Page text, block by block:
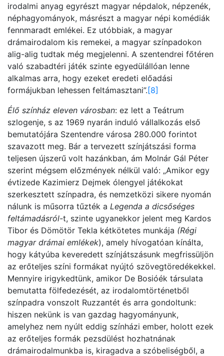
irodalmi anyag egyrészt magyar népdalok, népzenék,
néphagyományok, másrészt a magyar népi komédiák
fennmaradt emlékei. Ez utóbbiak, a magyar
drámairodalom kis remekei, a magyar színpadokon
alig-alig tudtak még megjelenni. A szentendrei főtéren
való szabadtéri játék szinte egyedülállóan lenne
alkalmas arra, hogy ezeket eredeti előadási
formájukban lehessen feltámasztani”.[8]
Élő színház eleven városban: ez lett a Teátrum
szlogenje, s az 1969 nyarán induló vállalkozás első
bemutatójára Szentendre városa 280.000 forintot
szavazott meg. Bár a tervezett színjátszási forma
teljesen újszerű volt hazánkban, ám Molnár Gál Péter
szerint mégsem előzmények nélkül való: „Amikor egy
évtizede Kazimierz Dejmek ólengyel játékokat
szerkesztett színpadra, és nemzetközi sikere nyomán
nálunk is műsorra tűzték a Legenda a dicsőséges
feltámadásról-t, szinte ugyanekkor jelent meg Kardos
Tibor és Dömötör Tekla kétkötetes munkája (Régi
magyar drámai emlékek), amely hívogatóan kínálta,
hogy kátyúba keveredett színjátszásunk megfrissüljön
az erőteljes színi formákat nyújtó szövegtöredékekkel.
Mennyire irigykedtünk, amikor De Bosióék társulata
bemutatta fölfedezését, az irodalomtörténetből
színpadra vonszolt Ruzzantét és arra gondoltunk:
hiszen nekünk is van gazdag hagyományunk,
amelyhez nem nyúlt eddig színházi ember, holott ezek
az erőteljes formák pezsdülést hozhatnának
drámairodalmunkba is, kiragadva a szóbeliségből, a